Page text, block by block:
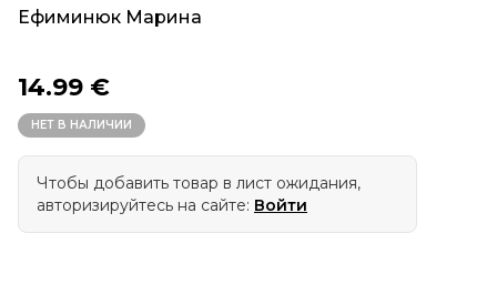
Ефиминюк Марина
14.99 €
НЕТ В НАЛИЧИИ
Чтобы добавить товар в лист ожидания,
авторизируйтесь на сайте: Войти